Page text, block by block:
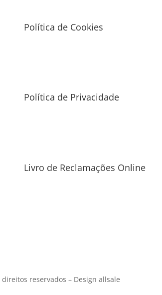
Política de Cookies
Política de Privacidade
Livro de Reclamações Online
reservados – Design allsale